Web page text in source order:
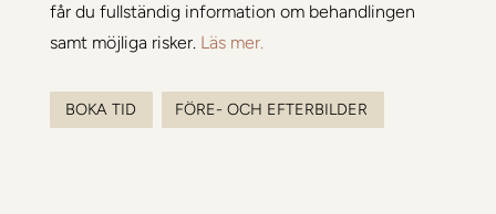
får du fullständig information om behandlingen
samt möjliga risker. Läs mer.
BOKA TID FÖRE- OCH EFTERBILDER